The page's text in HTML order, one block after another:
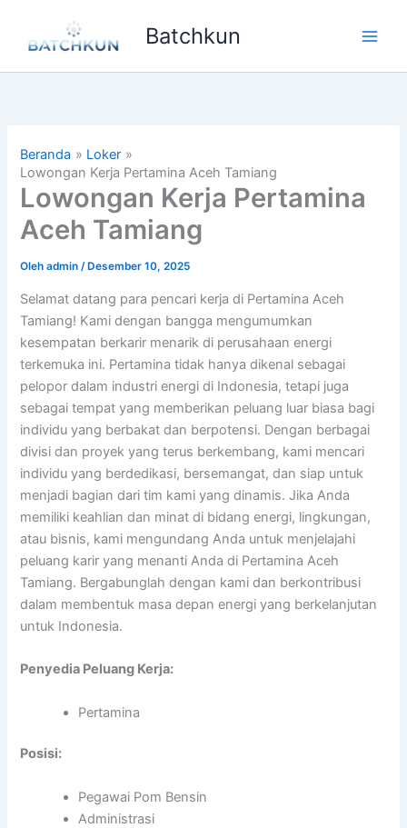
konten
Batchkun
Beranda
Loker
Lowongan Kerja Pertamina Aceh Tamiang
Lowongan Kerja Pertamina
Aceh Tamiang
Olehadmin/ Desember 10, 2025
Selamat datang para pencari kerja di Pertamina Aceh
Tamiang! Kami dengan bangga mengumumkan
kesempatan berkarir menarik di perusahaan energi
terkemuka ini. Pertamina tidak hanya dikenal sebagai
pelopor dalam industri energi di Indonesia, tetapi juga
sebagai tempat yang memberikan peluang luar biasa bagi
individu yang berbakat dan berpotensi. Dengan berbagai
divisi dan proyek yang terus berkembang, kami mencari
individu yang berdedikasi, bersemangat, dan siap untuk
menjadi bagian dari tim kami yang dinamis. Jika Anda
memiliki keahlian dan minat di bidang energi, lingkungan,
atau bisnis, kami mengundang Anda untuk menjelajahi
peluang karir yang menanti Anda di Pertamina Aceh
Tamiang. Bergabunglah dengan kami dan berkontribusi
dalam membentuk masa depan energi yang berkelanjutan
untuk Indonesia.
Penyedia Peluang Kerja:
Pertamina
Posisi:
Pegawai Pom Bensin
Administrasi